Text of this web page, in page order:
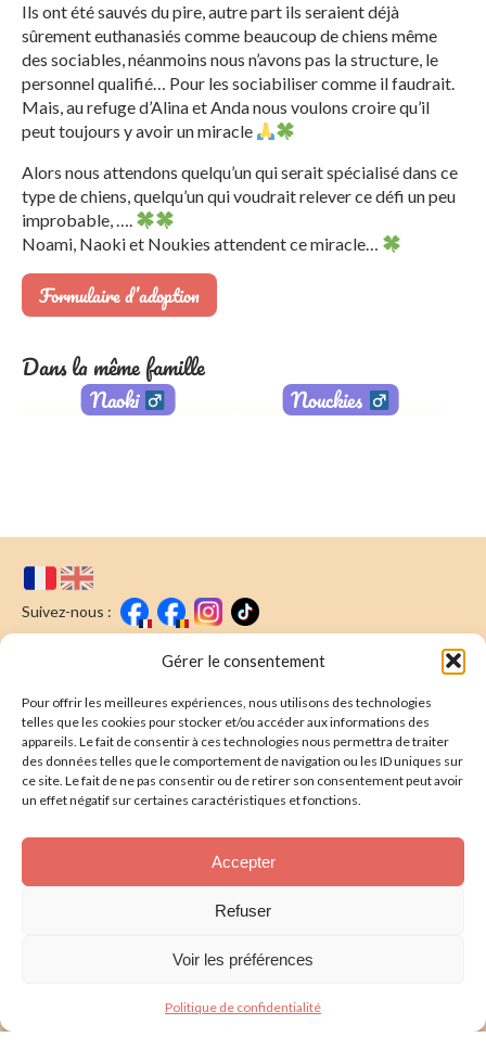
Gérer le consentement
Pour offrir les meilleures expériences, nous utilisons des technologies
telles que les cookies pour stocker et/ou accéder aux informations des
appareils. Le fait de consentir à ces technologies nous permettra de traiter
des données telles que le comportement de navigation ou les ID uniques sur
ce site. Le fait de ne pas consentir ou de retirer son consentement peut avoir
un effet négatif sur certaines caractéristiques et fonctions.
Accepter
Refuser
Voir les préférences
Politique de confidentialité
Ils ont été sauvés du pire, autre part ils seraient déjà
sûrement euthanasiés comme beaucoup de chiens même
des sociables, néanmoins nous n’avons pas la structure, le
personnel qualifié… Pour les sociabiliser comme il faudrait.
Mais, au refuge d’Alina et Anda nous voulons croire qu’il
peut toujours y avoir un miracle
Alors nous attendons quelqu’un qui serait spécialisé dans ce
type de chiens, quelqu’un qui voudrait relever ce défi un peu
improbable, ….
Noami, Naoki et Noukies attendent ce miracle…
Formulaire d’adoption
Dans la même famille
Naoki Nouckies
Suivez-nous :
Nous écrire
Newsletter
E-mail* : Souscrire
J'ai lu & j'accepte lapolitique de confidentalité